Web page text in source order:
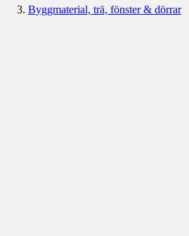
Byggmaterial, trä, fönster & dörrar